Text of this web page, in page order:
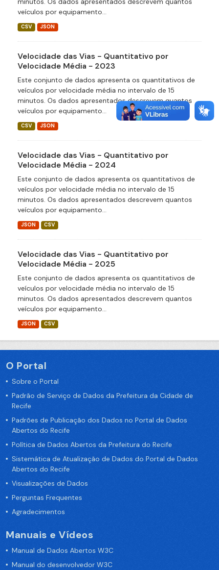
veículos por equipamento...
CSV JSON
Velocidade das Vias - Quantitativo por
Velocidade Média - 2023
Este conjunto de dados apresenta os quantitativos de
veículos por velocidade média no intervalo de 15
minutos. Os dados apresentados descrevem quantos
veículos por equipamento...
CSV JSON
Velocidade das Vias - Quantitativo por
Velocidade Média - 2024
Este conjunto de dados apresenta os quantitativos de
veículos por velocidade média no intervalo de 15
minutos. Os dados apresentados descrevem quantos
veículos por equipamento...
JSON CSV
Velocidade das Vias - Quantitativo por
Velocidade Média - 2025
Este conjunto de dados apresenta os quantitativos de
veículos por velocidade média no intervalo de 15
minutos. Os dados apresentados descrevem quantos
veículos por equipamento...
JSON CSV
O Portal
Sobre o Portal
Padrão de Serviço de Dados da Prefeitura da Cidade de
Recife
Padrões de Publicação dos Dados no Portal de Dados
Abertos do Recife
Política de Dados Abertos da Prefeitura do Recife
Sistemática de Atualização de Dados do Portal de Dados
Abertos do Recife
Visualizações de Dados
Perguntas Frequentes
Agradecimentos
Manuais e Vídeos
Manual de Dados Abertos W3C
Manual do desenvolvedor W3C